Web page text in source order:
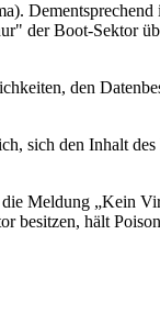
Dementsprechend
der Boot-Sektor
den
sich den Inhalt
Meldung „Kein
besitzen, hält